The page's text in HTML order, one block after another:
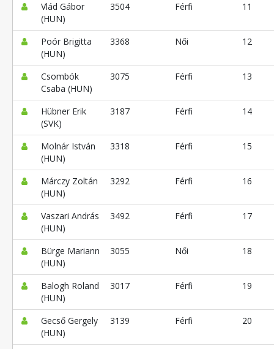
Vlád Gábor
(HUN)
3504 Férfi 11
Poór Brigitta
(HUN)
3368 Női 12
Csombók
Csaba (HUN)
3075 Férfi 13
Hübner Erik
(SVK)
3187 Férfi 14
Molnár István
(HUN)
3318 Férfi 15
Márczy Zoltán
(HUN)
3292 Férfi 16
Vaszari András
(HUN)
3492 Férfi 17
Bürge Mariann
(HUN)
3055 Női 18
Balogh Roland
(HUN)
3017 Férfi 19
Gecső Gergely
(HUN)
3139 Férfi 20